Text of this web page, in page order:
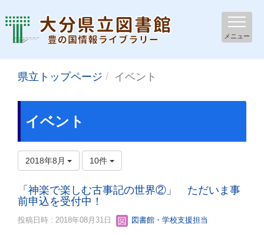
メニュー
県立トップページ イベント
イベント
2018年8月 10件
「神楽で楽しむ古事記の世界②」 ただいま事
前申込を受付中！
投稿日時 : 2018年08月31日 図書館・学校支援担当